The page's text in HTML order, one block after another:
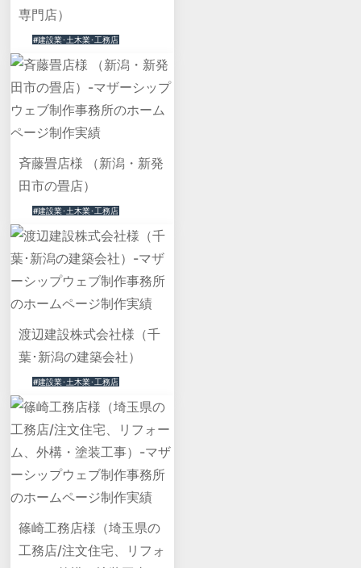
専門店）
#建設業･土木業･工務店
斉藤畳店様 （新潟・新発
田市の畳店）
#建設業･土木業･工務店
渡辺建設株式会社様（千
葉･新潟の建築会社）
#建設業･土木業･工務店
篠崎工務店様（埼玉県の
工務店/注文住宅、リフォ